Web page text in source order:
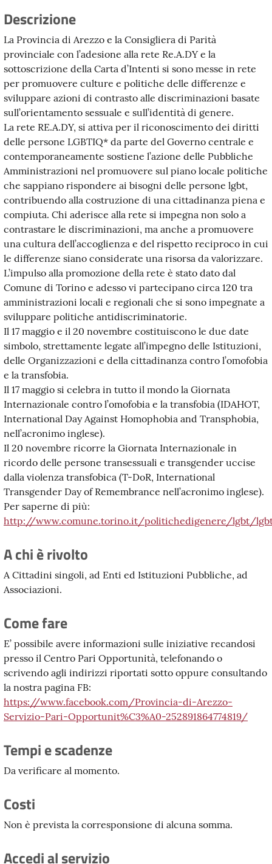
Descrizione
La Provincia di Arezzo e la Consigliera di Parità
provinciale con l’adesione alla rete Re.A.DY e la
sottoscrizione della Carta d’Intenti si sono messe in rete
per promuovere culture e politiche delle differenze e
sviluppare azioni di contrasto alle discriminazioni basate
sull’orientamento sessuale e sull’identità di genere.
La rete RE.A.DY, si attiva per il riconoscimento dei diritti
delle persone LGBTIQ* da parte del Governo centrale e
contemporaneamente sostiene l’azione delle Pubbliche
Amministrazioni nel promuovere sul piano locale politiche
che sappiano rispondere ai bisogni delle persone lgbt,
contribuendo alla costruzione di una cittadinanza piena e
compiuta. Chi aderisce alla rete si impegna non solo a
contrastare le discriminazioni, ma anche a promuovere
una cultura dell’accoglienza e del rispetto reciproco in cui
le differenze siano considerate una risorsa da valorizzare.
L’impulso alla promozione della rete è stato dato dal
Comune di Torino e adesso vi partecipano circa 120 tra
amministrazioni locali e regionali che si sono impegnate a
sviluppare politiche antidiscriminatorie.
Il 17 maggio e il 20 novembre costituiscono le due date
simbolo, strettamente legate all’impegno delle Istituzioni,
delle Organizzazioni e della cittadinanza contro l’omofobia
e la transfobia.
Il 17 maggio si celebra in tutto il mondo la Giornata
Internazionale contro l’omofobia e la transfobia (IDAHOT,
International Day Against Homophobia and Transphobia,
nell’acronimo inglese).
Il 20 novembre ricorre la Giornata Internazionale in
ricordo delle persone transessuali e transgender uccise
dalla violenza transfobica (T-DoR, International
Transgender Day of Remembrance nell’acronimo inglese).
Per saperne di più:
http://www.comune.torino.it/politichedigenere/lgbt/
A chi è rivolto
A Cittadini singoli, ad Enti ed Istituzioni Pubbliche, ad
Associazioni.
Come fare
E’ possibile avere informazioni sulle iniziative recandosi
presso il Centro Pari Opportunità, telefonando o
scrivendo agli indirizzi riportati sotto oppure consultando
la nostra pagina FB:
https://www.facebook.com/Provincia-di-Arezzo-
Servizio-Pari-Opportunit%C3%A0-252891864774819/
Tempi e scadenze
Da verificare al momento.
Costi
Non è prevista la corresponsione di alcuna somma.
Accedi al servizio